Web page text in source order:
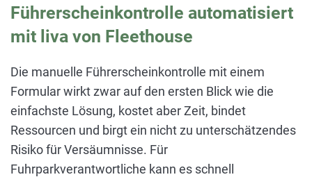
Führerscheinkontrolle automatisiert
mit liva von Fleethouse
Die manuelle Führerscheinkontrolle mit einem
Formular wirkt zwar auf den ersten Blick wie die
einfachste Lösung, kostet aber Zeit, bindet
Ressourcen und birgt ein nicht zu unterschätzendes
Risiko für Versäumnisse. Für
Fuhrparkverantwortliche kann es schnell